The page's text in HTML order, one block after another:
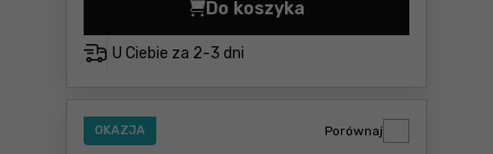
U Ciebie za 2-3 dni
Do koszyka
Piły otworowe 24mm
OKAZJA Porównaj